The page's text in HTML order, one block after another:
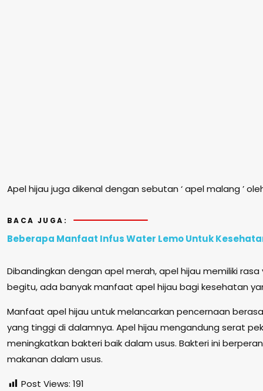
Apel hijau juga dikenal dengan sebutan ‘ apel malang ’
BACA JUGA:
Beberapa Manfaat Infus Water Lemo Untuk
Dibandingkan dengan apel merah, apel hijau memiliki rasa
begitu, ada banyak manfaat apel hijau bagi kesehatan
Manfaat apel hijau untuk melancarkan pencernaan
yang tinggi di dalamnya. Apel hijau mengandung serat
meningkatkan bakteri baik dalam usus. Bakteri ini
makanan dalam usus.
Post Views: 191